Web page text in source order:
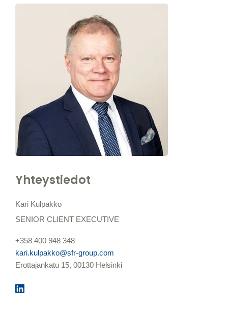
Yhteystiedot
Kari Kulpakko
SENIOR CLIENT EXECUTIVE
+358 400 948 348
kari.kulpakko@sfr-group.com
Erottajankatu 15, 00130 Helsinki